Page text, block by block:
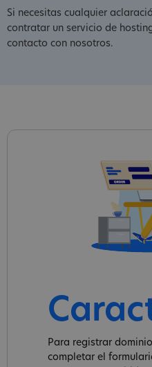
Si necesitas cualquier
contratar un servicio de
contacto con nosotros.
Para registrar
completar el